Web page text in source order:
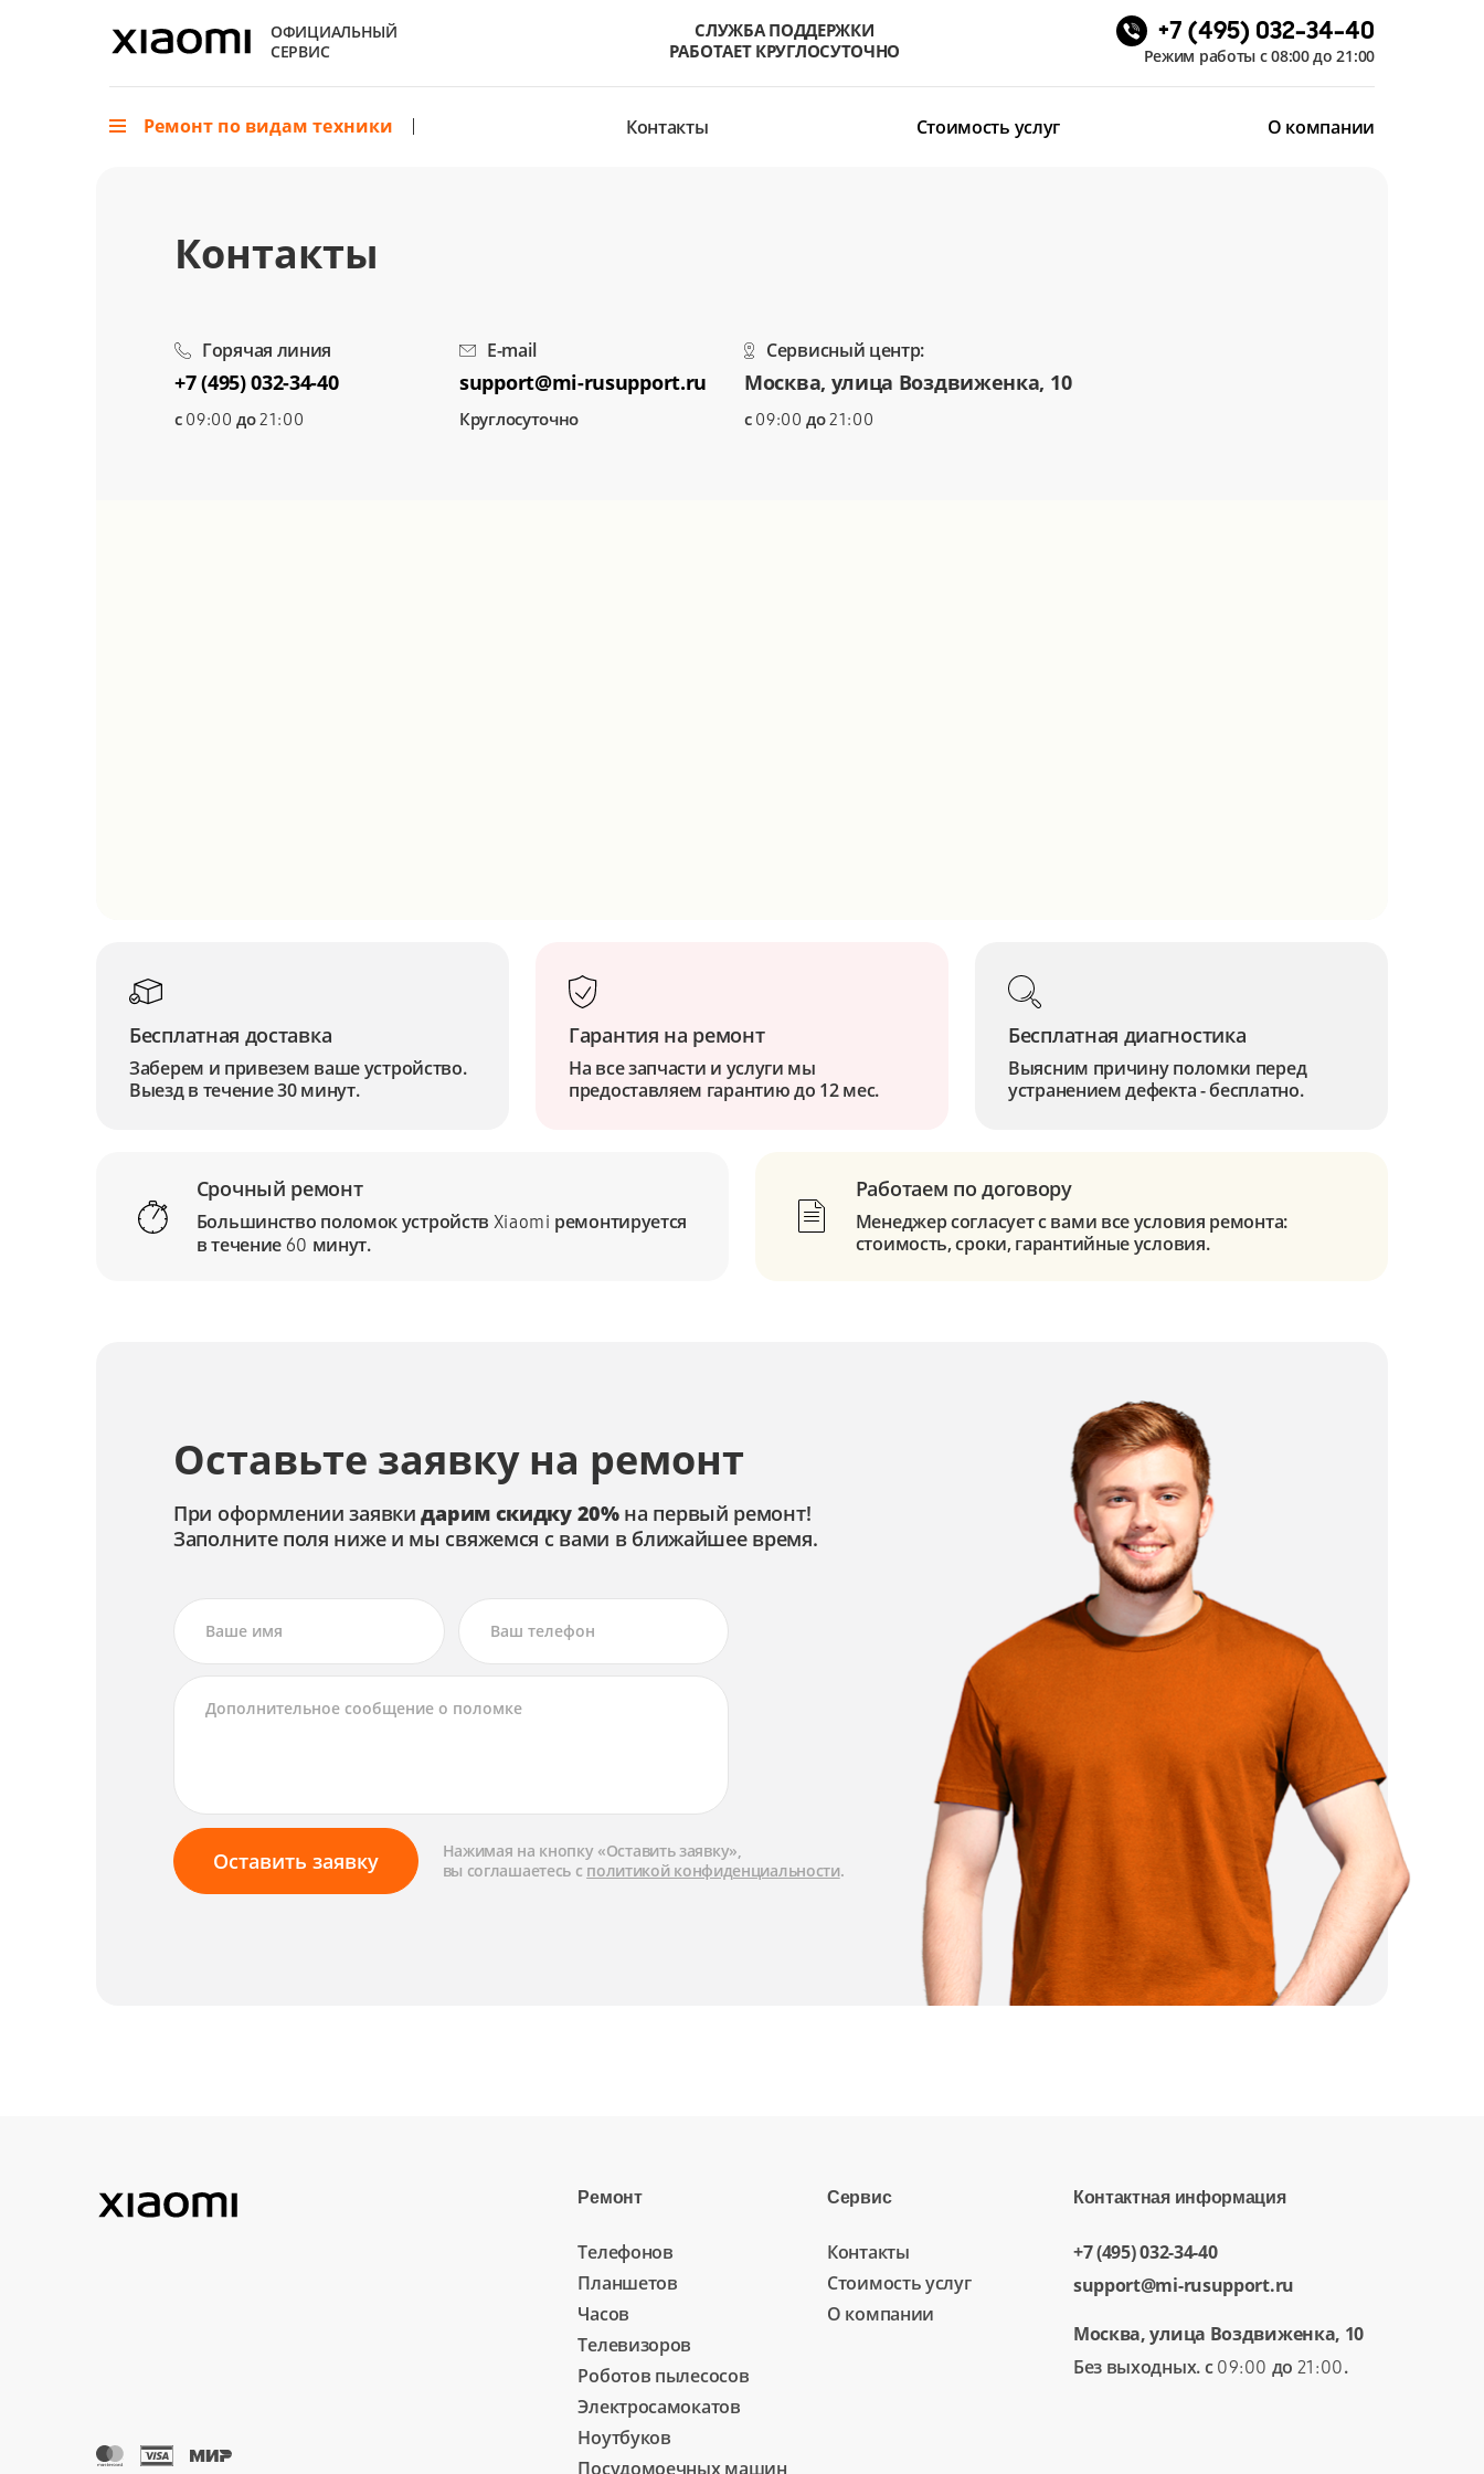
ОФИЦИАЛЬНЫЙ
СЕРВИС
СЛУЖБА ПОДДЕРЖКИ
РАБОТАЕТ КРУГЛОСУТОЧНО
+7 (495) 032-34-40
Режим работы с 08:00 до 21:00
Ремонт по видам техники Контакты Стоимость услуг О компании
Контакты
Горячая линия
+7 (495) 032-34-40
с 09:00 до21:00
E-mail
support@mi-rusupport.ru
Круглосуточно
Сервисный центр:
Москва, улица Воздвиженка, 10
с 09:00 до21:00
Бесплатная доставка
Заберем и привезем ваше устройство.
Выезд в течение 30 минут.
Гарантия на ремонт
На все запчасти и услуги мы
предоставляем гарантию до 12 мес.
Бесплатная диагностика
Выясним причину поломки перед
устранением дефекта - бесплатно.
Срочный ремонт
Большинство поломок устройств Xiaomi ремонтируется
в течение 60 минут.
Работаем по договору
Менеджер согласует с вами все условия ремонта:
стоимость, сроки, гарантийные условия.
Оставьте заявку на ремонт
При оформлении заявкидарим скидку 20%на первый ремонт!
Заполните поля ниже и мы свяжемся с вами в ближайшее время.
Оставить заявку
Нажимая на кнопку «Оставить заявку»,
вы соглашаетесь с политикой конфиденциальности.
Ремонт
Телефонов
Планшетов
Часов
Телевизоров
Роботов пылесосов
Электросамокатов
Ноутбуков
Посудомоечных машин
Сервис
Контакты
Стоимость услуг
О компании
Контактная информация
+7 (495) 032-34-40
support@mi-rusupport.ru
Москва, улица Воздвиженка, 10
Без выходных. с 09:00 до 21:00.